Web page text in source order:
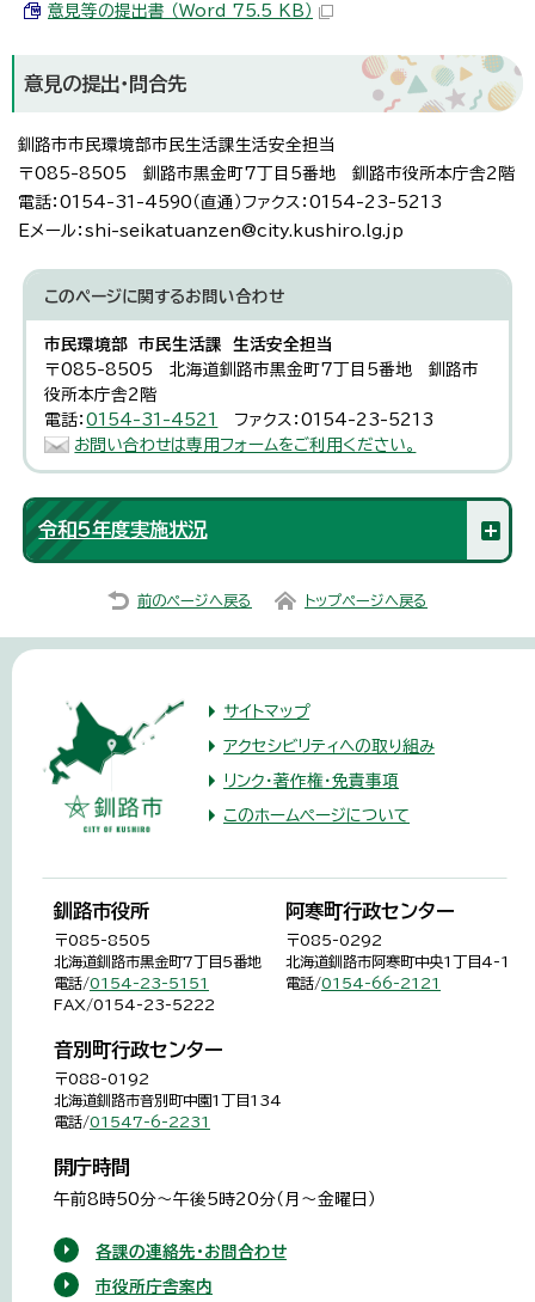
意見等の提出書 （Word 75.5 KB）
意見の提出・問合先
釧路市市民環境部市民生活課生活安全担当
〒085-8505 釧路市黒金町7丁目5番地 釧路市役所本庁舎2階
電話：0154-31-4590（直通）ファクス：0154-23-5213
Eメール：shi-seikatuanzen@city.kushiro.lg.jp
このページに関するお問い合わせ
市民環境部 市民生活課 生活安全担当
〒085-8505 北海道釧路市黒金町7丁目5番地 釧路市
役所本庁舎2階
電話：0154-31-4521
ファクス：0154-23-5213
お問い合わせは専用フォームをご利用ください。
令和5年度実施状況
前のページへ戻る トップページへ戻る
サイトマップ
アクセシビリティへの取り組み
リンク・著作権・免責事項
このホームページについて
釧路市役所
〒085-8505
北海道釧路市黒金町7丁目5番地
電話/0154-23-5151
FAX/0154-23-5222
阿寒町行政センター
〒085-0292
北海道釧路市阿寒町中央1丁目4-1
電話/0154-66-2121
音別町行政センター
〒088-0192
北海道釧路市音別町中園1丁目134
電話/01547-6-2231
開庁時間
午前8時50分～午後5時20分（月～金曜日）
各課の連絡先・お問合わせ
市役所庁舎案内